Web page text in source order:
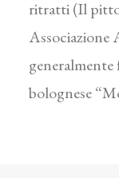
ritratti (Il
Associazione
bolognese